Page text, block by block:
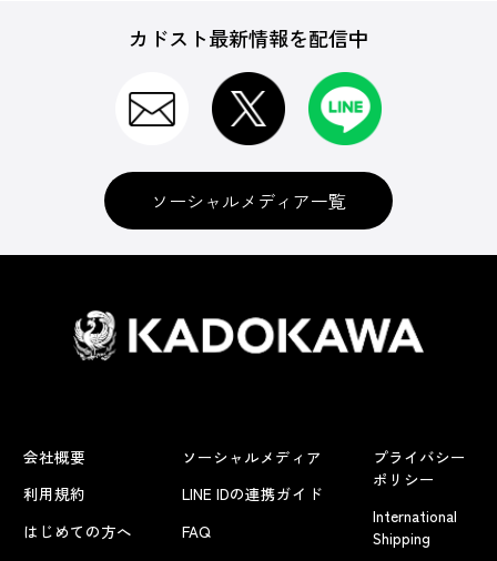
カドスト最新情報を配信中
ソーシャルメディア一覧
会社概要
利用規約
はじめての方へ
ソーシャルメディア
LINE IDの連携ガイド
FAQ
プライバシー
ポリシー
International
Shipping